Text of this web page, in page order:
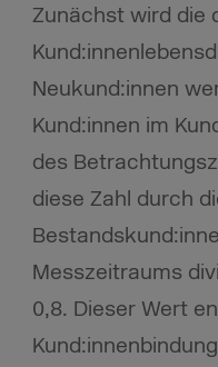
Zunächst wird die
Neukund:innen
Kund:innen im
des
diese Zahl durch
Messzeitraums
0,8. Dieser Wert